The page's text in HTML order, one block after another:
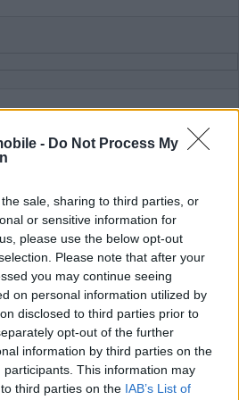
- Do Not Process My
sale, sharing to third parties, or
or sensitive information for
please use the below opt-out
Please note that after your
you may continue seeing
on personal information utilized by
disclosed to third parties prior to
opt-out of the further
information by third parties on the
participants. This information may
third parties on the IAB’s List of
OMKLÄDNINGSRUM
12.58
fram satsningar för
alla inför 2026
15.00